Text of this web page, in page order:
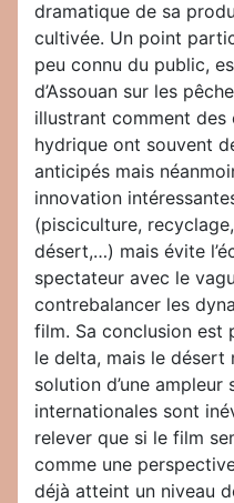
dramatique de sa
cultivée. Un point
peu connu du public,
d’Assouan sur les
illustrant comment des
hydrique ont souvent
anticipés mais
innovation
(pisciculture,
désert,…) mais évite
spectateur avec le
contrebalancer les
film. Sa conclusion est
le delta, mais le désert
solution d’une
internationales sont
relever que si le film
comme une
déjà atteint un niveau